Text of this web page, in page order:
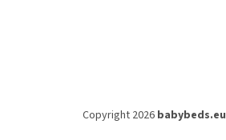
Copyright 2026 babybeds.eu